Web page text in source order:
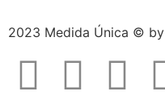
2023 Medida Única © by